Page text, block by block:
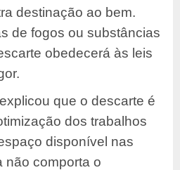
destinação ao bem.
de fogos ou substâncias
obedecerá às leis
que o descarte é
dos trabalhos
disponível nas
não comporta o